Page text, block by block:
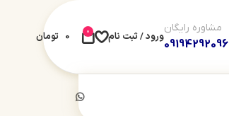
مشاوره رایگان
09194292096
ورود / ثبت نام 0
0 تومان